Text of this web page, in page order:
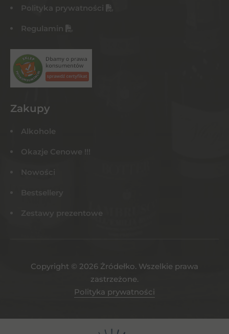
Polityka prywatności
Regulamin
Zakupy
Alkohole
Okazje Cenowe !!!
Nowości
Bestsellery
Zestawy prezentowe
Copyright © 2026 Żródełko. Wszelkie prawa
zastrzeżone.
Polityka prywatności